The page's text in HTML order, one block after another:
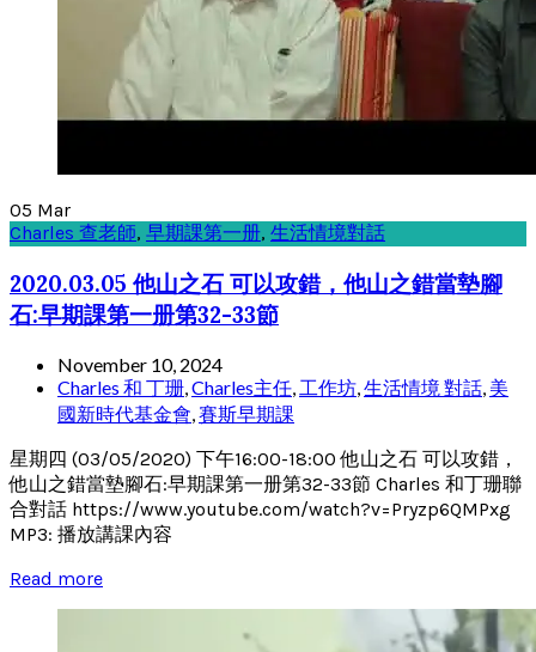
05 Mar
Charles 查老師, 早期課第一册, 生活情境對話
2020.03.05 他山之石 可以攻錯，他山之錯當墊腳
石:早期課第一册第32-33節
November 10, 2024
Charles 和 丁珊,Charles主任, 工作坊,生活情境 對話, 美
國新時代基金會,賽斯早期課
星期四 (03/05/2020) 下午16:00-18:00 他山之石 可以攻錯，
他山之錯當墊腳石:早期課第一册第32-33節 Charles 和丁珊聯
合對話 https://www.youtube.com/watch?v=Pryzp6QMPxg
MP3: 播放講課內容
Read more